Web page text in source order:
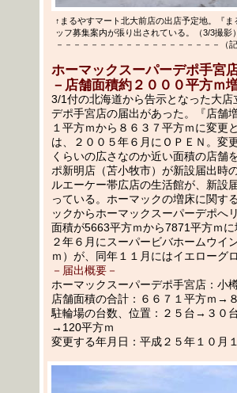
↑まるやすマート北大前店の出店予定地。『
ッフ募集案内が張り出されている。（3/3撮影）
－－－－－－－－－－－－－－－－－－－
ホーマックスーパーデポ手宮
－店舗面積約２０００平方ｍ
3/1付の北海道から告示となった大
デポ手宮店の届出があった。『店舗
１平方ｍから８６３７平方ｍに変更
は、２００５年６月にＯＰＥＮ。変
くらいの広さなのか近い面積の店舗
ポ新明店（苫小牧市）が新設届出時
ルエーケー帯広店の生活館が、新設
っている。ホーマックの増床に関す
ックからホーマックスーパーデポへ
面積が5663平方ｍから7871平方ｍ
２年６月にスーパービバホームウイ
ｍ）が、同年１１月にはイエローグ
－届出概要－
ホーマックスーパーデポ手宮店：小
店舗面積の合計：６６７１平方ｍ→
駐輪場の台数、位置：２５台→３０
→120平方ｍ
変更する年月日：平成２５年１０月